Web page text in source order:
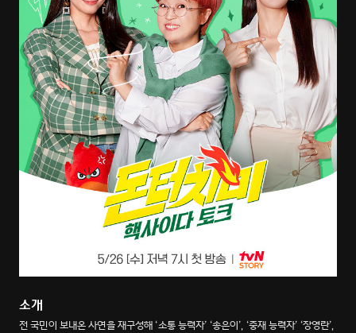
소개
전 국민이 보내온 사연을 재구성해 ‘소통 능력자’ ‘송은이’, ‘중재 능력자’ ‘장영란’,